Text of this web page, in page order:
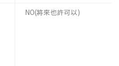
NO(將來也許可以)